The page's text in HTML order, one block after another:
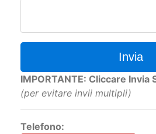
Invia
IMPORTANTE: Cliccare Invia
(per evitare invii multipli)
Telefono:
N. Verde 800-910405